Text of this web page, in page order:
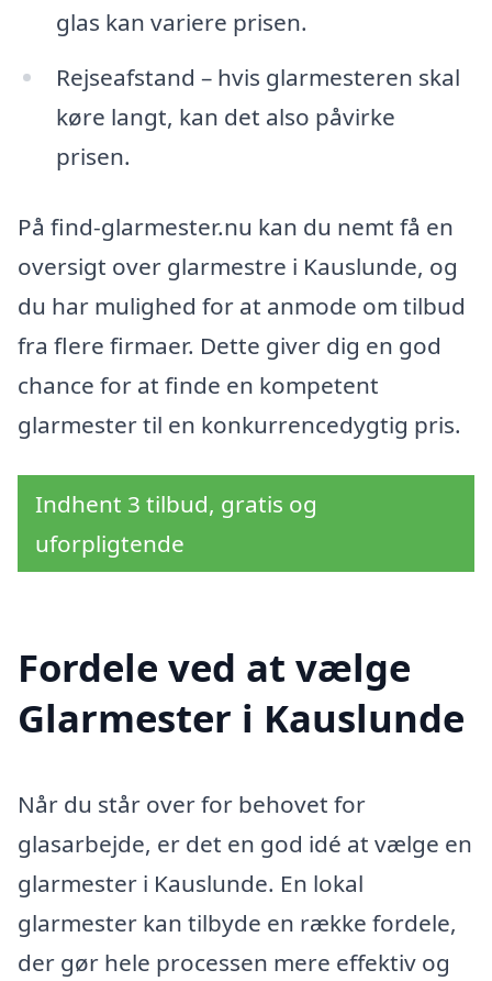
glas kan variere prisen.
Rejseafstand – hvis glarmesteren skal
køre langt, kan det also påvirke
prisen.
På find-glarmester.nu kan du nemt få en
oversigt over glarmestre i Kauslunde, og
du har mulighed for at anmode om tilbud
fra flere firmaer. Dette giver dig en god
chance for at finde en kompetent
glarmester til en konkurrencedygtig pris.
Indhent 3 tilbud, gratis og
uforpligtende
Fordele ved at vælge
Glarmester i Kauslunde
Når du står over for behovet for
glasarbejde, er det en god idé at vælge en
glarmester i Kauslunde. En lokal
glarmester kan tilbyde en række fordele,
der gør hele processen mere effektiv og